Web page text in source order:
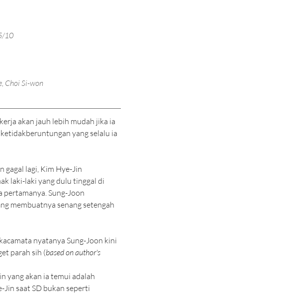
10
Choi Si-won
akan jauh lebih mudah jika ia
yang selalu ia
gagal lagi, Kim Hye-Jin
laki-laki yang dulu tinggal di
pertamanya. Sung-Joon
membuatnya senang setengah
nyatanya Sung-Joon kini
parah sih (based on author's
yang akan ia temui adalah
saat SD bukan seperti